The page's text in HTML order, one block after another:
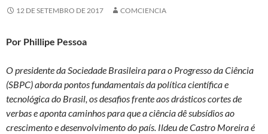
12 DE SETEMBRO DE 2017 COMCIENCIA
Por Phillipe Pessoa
O presidente da Sociedade Brasileira para o Progresso da Ciência
(SBPC) aborda pontos fundamentais da política científica e
tecnológica do Brasil, os desafios frente aos drásticos cortes de
verbas e aponta caminhos para que a ciência dê subsídios ao
crescimento e desenvolvimento do país. Ildeu de Castro Moreira é